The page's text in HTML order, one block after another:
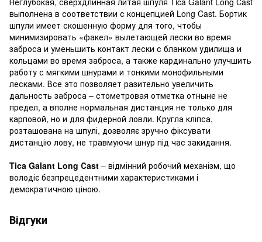
выполнена в соответствии с концепцией Long Cast. Бортик
шпули имеет скошенную форму для того, чтобы
минимизировать «факел» вылетающей лески во время
заброса и уменьшить контакт лески с бланком удилища и
кольцами во время заброса, а также кардинально улучшить
работу с мягкими шнурами и тонкими монофильными
лесками. Все это позволяет разительно увеличить
дальность заброса – стометровая отметка отныне не
предел, а вполне нормальная дистанция не только для
карповой, но и для фидерной ловли. Кругла кліпса,
розташована на шпулі, дозволяє зручно фіксувати
дистанцію лову, не травмуючи шнур під час закидання.
Tica Galant Long Сast – відмінний робочий механізм, що
володіє безпрецедентними характеристиками і
демократичною ціною.
Відгуки